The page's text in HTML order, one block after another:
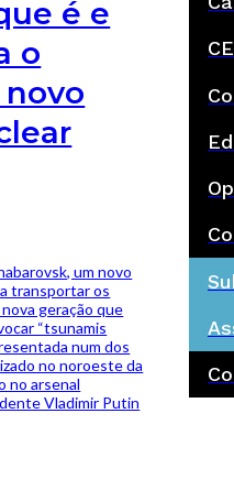
é e
o
novo
um novo
transportar os
geração que
“tsunamis
num dos
no noroeste da
no arsenal
Vladimir Putin